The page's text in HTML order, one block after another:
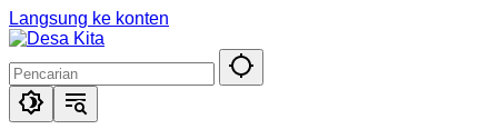
Langsung ke konten